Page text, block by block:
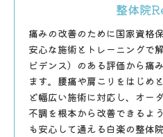
整体院
痛みの改善のために国家資格
安心な施術とトレーニングで
ビデンス）のある評価から痛
ます。腰痛や肩こりをはじめ
ど幅広い施術に対応し、オー
不調を根本から改善できるよ
も安心して通える白楽の整体院